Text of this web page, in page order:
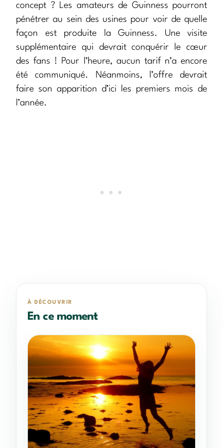
concept ? Les amateurs de Guinness pourront
pénétrer au sein des usines pour voir de quelle
façon est produite la Guinness. Une visite
supplémentaire qui devrait conquérir le cœur
des fans ! Pour l’heure, aucun tarif n’a encore
été communiqué. Néanmoins, l’offre devrait
faire son apparition d’ici les premiers mois de
l’année.
À DÉCOUVRIR
En ce moment